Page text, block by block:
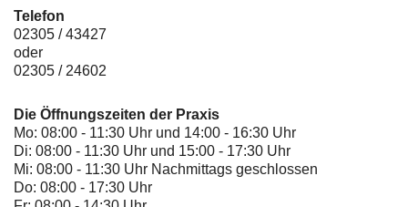
Telefon
02305 / 43427
oder
02305 / 24602
Die Öffnungszeiten der Praxis
Mo: 08:00 - 11:30 Uhr und 14:00 - 16:30 Uhr
Di: 08:00 - 11:30 Uhr und 15:00 - 17:30 Uhr
Mi: 08:00 - 11:30 Uhr Nachmittags geschlossen
Do: 08:00 - 17:30 Uhr